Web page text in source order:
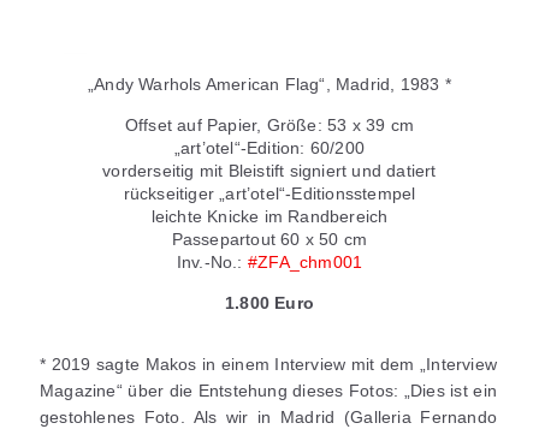
„Andy Warhols American Flag“, Madrid, 1983 *
Offset auf Papier, Größe: 53 x 39 cm
„art’otel“-Edition: 60/200
vorderseitig mit Bleistift signiert und datiert
rückseitiger „art’otel“-Editionsstempel
leichte Knicke im Randbereich
Passepartout 60 x 50 cm
Inv.-No.: #ZFA_chm001
1.800 Euro
* 2019 sagte Makos in einem Interview mit dem „Interview
Magazine“ über die Entstehung dieses Fotos: „Dies ist ein
gestohlenes Foto. Als wir in Madrid (Galleria Fernando